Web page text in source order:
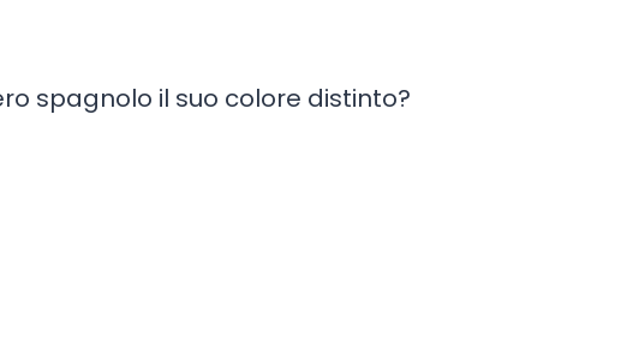
spagnolo il suo colore distinto?